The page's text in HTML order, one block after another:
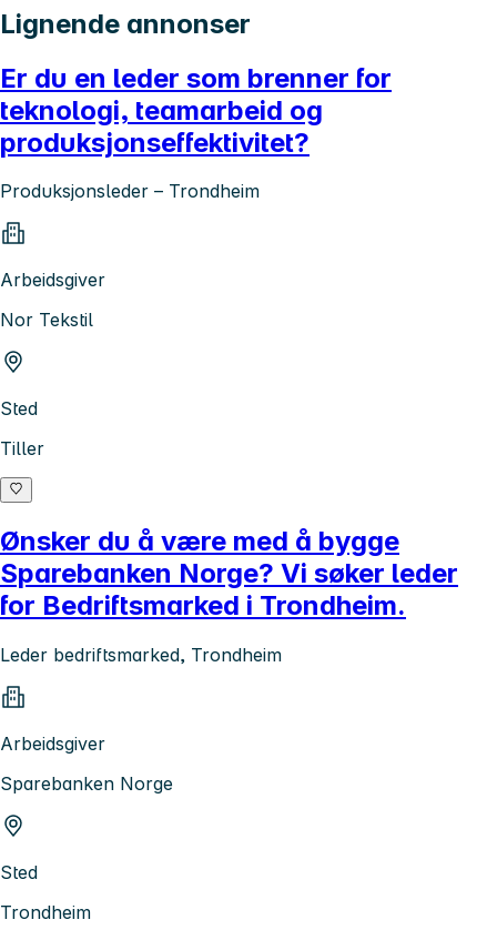
Lignende annonser
Er du en leder som brenner for
teknologi, teamarbeid og
produksjonseffektivitet?
Produksjonsleder – Trondheim
Arbeidsgiver
Nor Tekstil
Sted
Tiller
Ønsker du å være med å bygge
Sparebanken Norge? Vi søker leder
for Bedriftsmarked i Trondheim.
Leder bedriftsmarked, Trondheim
Arbeidsgiver
Sparebanken Norge
Sted
Trondheim